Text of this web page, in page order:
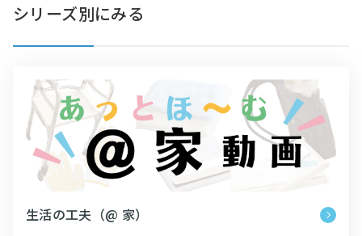
シリーズ別にみる
生活の工夫（@ 家）